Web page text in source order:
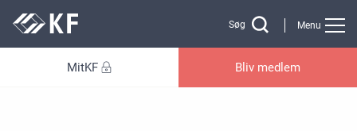
Menu
Søg
MitKF Bliv medlem